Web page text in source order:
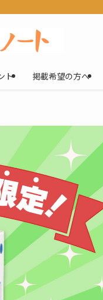
ト 掲載希望の方へ